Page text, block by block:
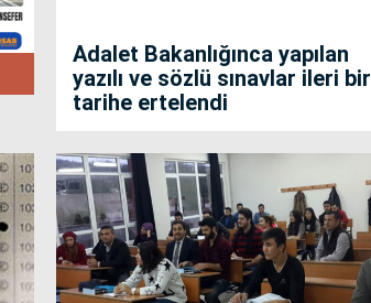
Adalet Bakanlığınca yapılan
yazılı ve sözlü sınavlar ileri bir
tarihe ertelendi